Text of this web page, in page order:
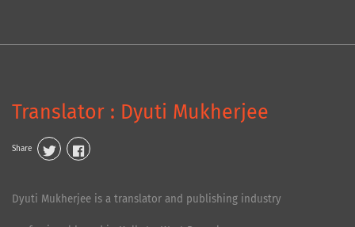
Translator : Dyuti Mukherjee
Share
Dyuti Mukherjee is a translator and publishing industry